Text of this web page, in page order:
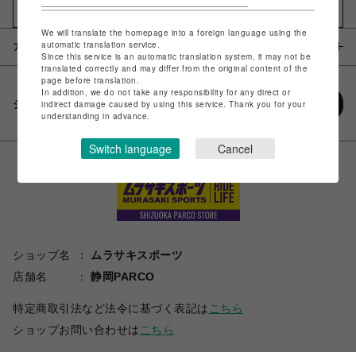
お気に入りアイテムに追加
アイテム説明 / 素材
シェアする
ショップ名
ムラサキスポーツ
店舗名
静岡PARCO
特定商取引法など法令に基づく表記は こちら
ショップお問い合わせは こちら
We will translate the homepage into a foreign language using the
automatic translation service.
Since this service is an automatic translation system, it may not be
translated correctly and may differ from the original content of the
page before translation.
In addition, we do not take any responsibility for any direct or
indirect damage caused by using this service. Thank you for your
understanding in advance.
Switch language Cancel